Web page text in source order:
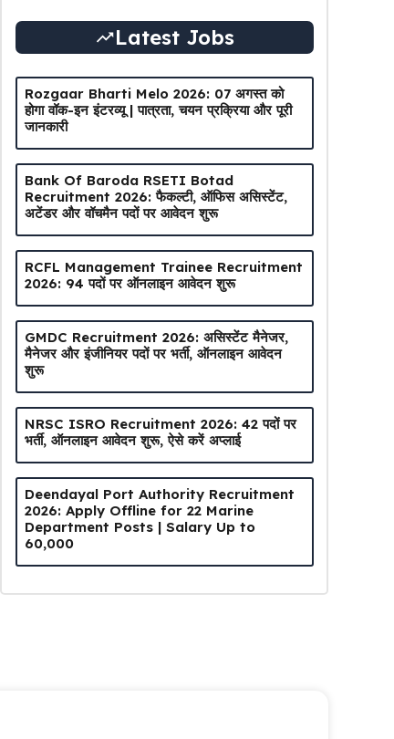
Latest Jobs
Rozgaar Bharti Melo 2026: 07 अगस्त को
होगा वॉक-इन इंटरव्यू | पात्रता, चयन प्रक्रिया और पूरी
जानकारी
Bank Of Baroda RSETI Botad
Recruitment 2026: फैकल्टी, ऑफिस असिस्टेंट,
अटेंडर और वॉचमैन पदों पर आवेदन शुरू
RCFL Management Trainee Recruitment
2026: 94 पदों पर ऑनलाइन आवेदन शुरू
GMDC Recruitment 2026: असिस्टेंट मैनेजर,
मैनेजर और इंजीनियर पदों पर भर्ती, ऑनलाइन आवेदन
शुरू
NRSC ISRO Recruitment 2026: 42 पदों पर
भर्ती, ऑनलाइन आवेदन शुरू, ऐसे करें अप्लाई
Deendayal Port Authority Recruitment
2026: Apply Offline for 22 Marine
Department Posts | Salary Up to
₹60,000